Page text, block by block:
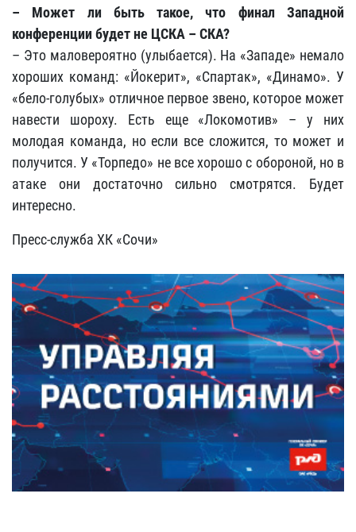
– Может ли быть такое, что финал Западной
конференции будет не ЦСКА – СКА?
– Это маловероятно (улыбается). На «Западе» немало
хороших команд: «Йокерит», «Спартак», «Динамо». У
«бело-голубых» отличное первое звено, которое может
навести шороху. Есть еще «Локомотив» – у них
молодая команда, но если все сложится, то может и
получится. У «Торпедо» не все хорошо с обороной, но в
атаке они достаточно сильно смотрятся. Будет
интересно.
Пресс-служба ХК «Сочи»